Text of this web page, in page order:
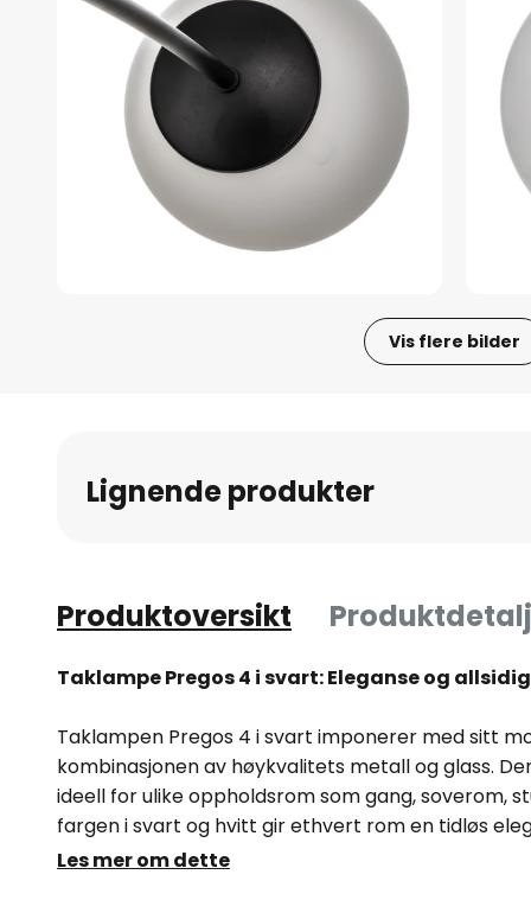
Vis flere bilder
bildegalleri
Lignende produkter
Produktoversikt
Taklampe Pregos 4 i svart: Eleganse og
Taklampen Pregos 4 i svart imponerer med sitt
kombinasjonen av høykvalitets metall og glass.
ideell for ulike oppholdsrom som gang, soverom,
fargen i svart og hvitt gir ethvert rom en tidløs
den høykvalitets utførelsen sørger for et
Les mer om dette